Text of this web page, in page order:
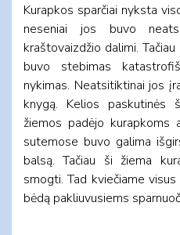
Kurapkos sparčiai nyksta
neseniai jos buvo
kraštovaizdžio dalimi.
buvo stebimas
nykimas. Neatsitiktinai jos
knygą. Kelios paskutinės
žiemos padėjo kurapkoms
sutemose buvo galima
balsą. Tačiau ši žiema
smogti. Tad kviečiame
bėdą pakliuvusiems